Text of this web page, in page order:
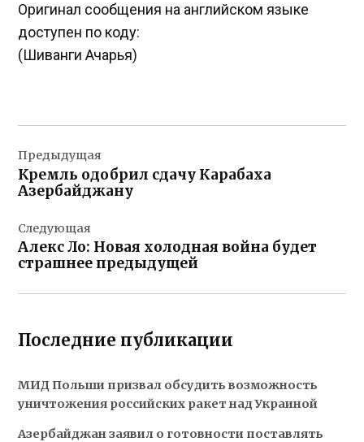
Оригинал сообщения на английском языке
доступен по коду:
(Шиванги Ачарья)
по
записям
Предыдущая
Кремль одобрил сдачу Карабаха
Азербайджану
Следующая
Алекс Ло: Новая холодная война будет
страшнее предыдущей
Последние публикации
МИД Польши призвал обсудить возможность
уничтожения российских ракет над Украиной
Азербайджан заявил о готовности поставлять